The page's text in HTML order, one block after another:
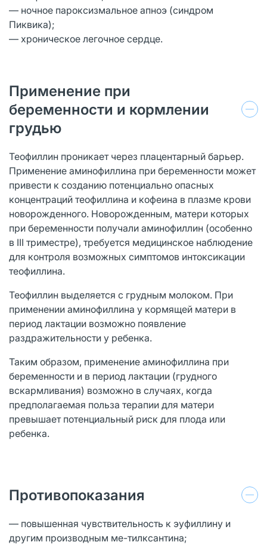
— ночное пароксизмальное апноэ (синдром
Пиквика);
— хроническое легочное сердце.
Применение при
беременности и кормлении
грудью
Теофиллин проникает через плацентарный барьер.
Применение аминофиллина при беременности может
привести к созданию потенциально опасных
концентраций теофиллина и кофеина в плазме крови
новорожденного. Новорожденным, матери которых
при беременности получали аминофиллин (особенно
в III триместре), требуется медицинское наблюдение
для контроля возможных симптомов интоксикации
теофиллина.
Теофиллин выделяется с грудным молоком. При
применении аминофиллина у кормящей матери в
период лактации возможно появление
раздражительности у ребенка.
Таким образом, применение аминофиллина при
беременности и в период лактации (грудного
вскармливания) возможно в случаях, когда
предполагаемая польза терапии для матери
превышает потенциальный риск для плода или
ребенка.
Противопоказания
— повышенная чувствительность к эуфиллину и
другим производным ме-тилксантина;